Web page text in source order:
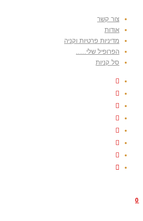
צור קשר
אודות
מדיניות פרטיות וקניה
הפרופיל שלי…..
סל קניות
0